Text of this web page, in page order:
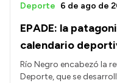
EPADE: la
calendario
Deporte 6 de ago de
Río Negro encabezó la
Deporte, que se